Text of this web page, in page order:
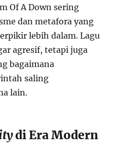
Of A Down sering
dan metafora yang
lebih dalam. Lagu
agresif, tetapi juga
bagaimana
saling
lain.
di Era Modern